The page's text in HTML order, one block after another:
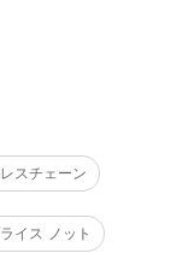
スチェーン
イス ノット